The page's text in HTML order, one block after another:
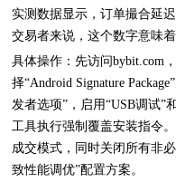
实测数据显示，订单撮合延
交易者来说，这个数字意味着
具体操作：先访问bybit.com
择“Android Signature
发者选项”，启用“USB调试”
工具执行强制覆盖安装指令
成交模式，同时关闭所有非
致性能调优”配置方案。